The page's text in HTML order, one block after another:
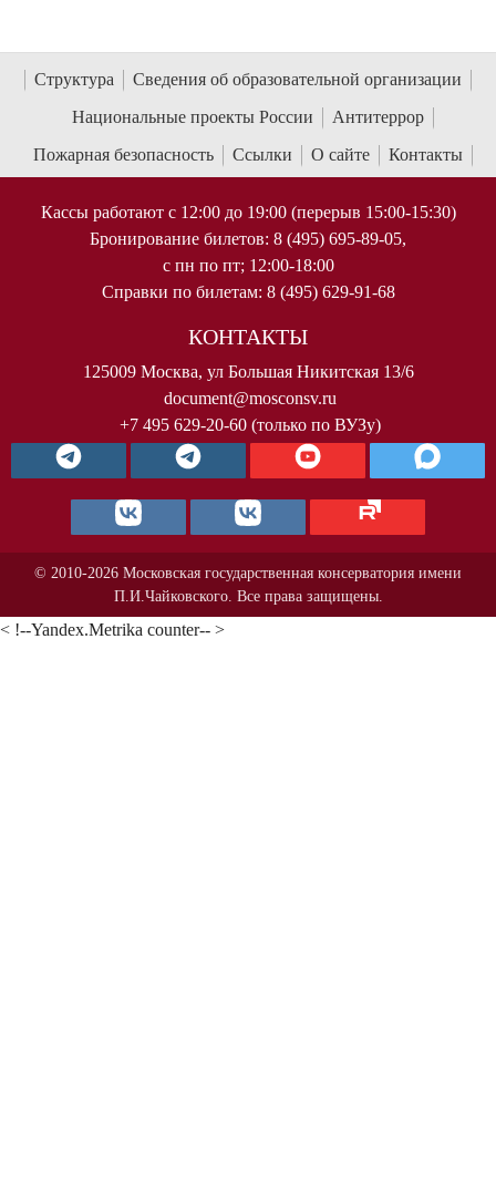
Структура
Сведения об образовательной организации
Национальные проекты России
Антитеррор
Пожарная безопасность
Ссылки О сайте Контакты
Кассы работают с 12:00 до 19:00 (перерыв 15:00-15:30)
Бронирование билетов: 8 (495) 695-89-05,
с пн по пт; 12:00-18:00
Справки по билетам: 8 (495) 629-91-68
КОНТАКТЫ
125009 Москва, ул Большая Никитская 13/6
document@mosconsv.ru
+7 495 629-20-60 (только по ВУЗу)
© 2010-2026 Московская государственная консерватория имени
П.И.Чайковского. Все права защищены.
< !--Yandex.Metrika counter-- >